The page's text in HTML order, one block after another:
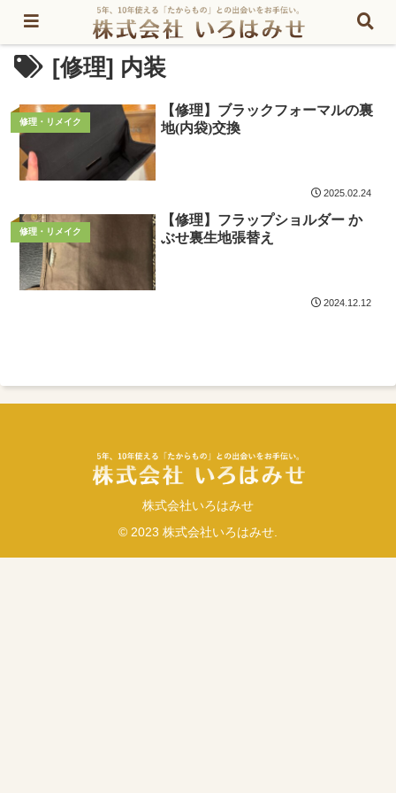
[修理] 内装
修理・リメイク
【修理】ブラックフォーマルの裏
地(内袋)交換
2025.02.24
修理・リメイク
【修理】フラップショルダー か
ぶせ裏生地張替え
2024.12.12
株式会社いろはみせ
© 2023 株式会社いろはみせ.